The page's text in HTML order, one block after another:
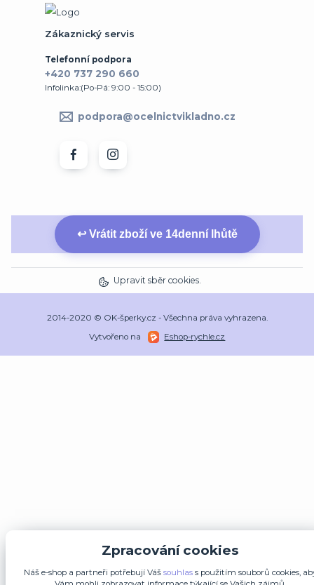
Zákaznický servis
Telefonní podpora
+420 737 290 660
Infolinka:(Po-Pá: 9:00 - 15:00)
podpora@ocelnictvikladno.cz
↩ Vrátit zboží ve 14denní lhůtě
Upravit sběr cookies.
2014-2020 © OK-šperky.cz - Všechna práva vyhrazena.
Vytvořeno na
Eshop-rychle.cz
Zpracování cookies
Náš e-shop a partneři potřebují Váš souhlass použitím souborů cookies,